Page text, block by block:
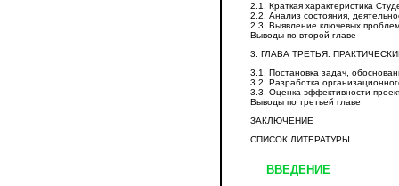
2.1. Краткая характеристика
2.2. Анализ состояния,
2.3. Выявление ключевых
Выводы по второй главе
3. ГЛАВА ТРЕТЬЯ.
3.1. Постановка задач,
3.2. Разработка
3.3. Оценка эффективности
Выводы по третьей главе
ЗАКЛЮЧЕНИЕ
СПИСОК ЛИТЕРАТУРЫ
ВВЕДЕНИЕ